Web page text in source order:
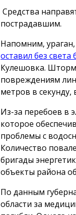
Средства
пострадавшим.
Напомним,
оставил без
Кулешовка.
повреждениям
метров в
Из-за перебоев в
которое
проблемы с
Количество
бригады
объекты района
По данным
области за